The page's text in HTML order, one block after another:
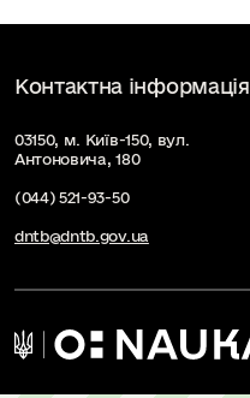
Контактна інформація
03150, м. Київ-150, вул.
Антоновича, 180
(044) 521-93-50
dntb@dntb.gov.ua